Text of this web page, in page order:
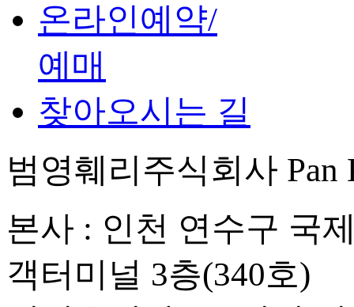
온라인예약/
예매
찾아오시는 길
범영훼리주식회사 Pan
본사 : 인천 연수구 국
객터미널 3층(340호)